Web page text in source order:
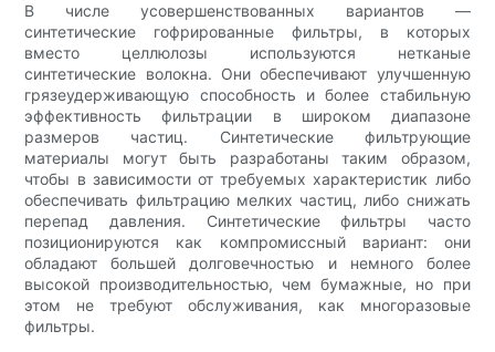
В числе усовершенствованных вариантов —
синтетические гофрированные фильтры, в которых
вместо целлюлозы используются нетканые
синтетические волокна. Они обеспечивают улучшенную
грязеудерживающую способность и более стабильную
эффективность фильтрации в широком диапазоне
размеров частиц. Синтетические фильтрующие
материалы могут быть разработаны таким образом,
чтобы в зависимости от требуемых характеристик либо
обеспечивать фильтрацию мелких частиц, либо снижать
перепад давления. Синтетические фильтры часто
позиционируются как компромиссный вариант: они
обладают большей долговечностью и немного более
высокой производительностью, чем бумажные, но при
этом не требуют обслуживания, как многоразовые
фильтры.